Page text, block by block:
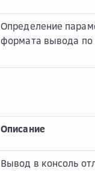
Определение
формата вывода
Описание
Вывод в консоль